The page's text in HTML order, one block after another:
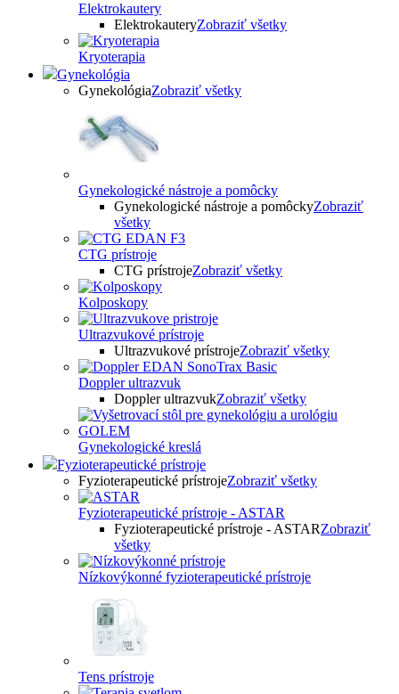
Elektrokautery
ElektrokauteryZobraziť všetky
Kryoterapia
Gynekológia
GynekológiaZobraziť všetky
Gynekologické nástroje a pomôcky
Gynekologické nástroje a pomôckyZobraziť
všetky
CTG prístroje
CTG prístrojeZobraziť všetky
Kolposkopy
Ultrazvukové prístroje
Ultrazvukové prístrojeZobraziť všetky
Doppler ultrazvuk
Doppler ultrazvukZobraziť všetky
Gynekologické kreslá
Fyzioterapeutické prístroje
Fyzioterapeutické prístrojeZobraziť všetky
Fyzioterapeutické prístroje - ASTAR
Fyzioterapeutické prístroje - ASTARZobraziť
všetky
Nízkovýkonné fyzioterapeutické prístroje
Tens prístroje